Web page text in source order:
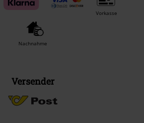
Vorkasse
Nachnahme
Versender